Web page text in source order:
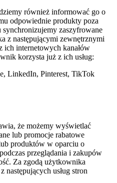
również informować go o
odpowiednie produkty poza
zaszyfrowane
z następującymi zewnętrznymi
ich internetowych kanałów
korzysta już z ich usług:
LinkedIn, Pinterest, TikTok
że możemy wyświetlać
lub promocje rabatowe
produktów w oparciu o
przeglądania i zakupów
Za zgodą użytkownika
usług stron